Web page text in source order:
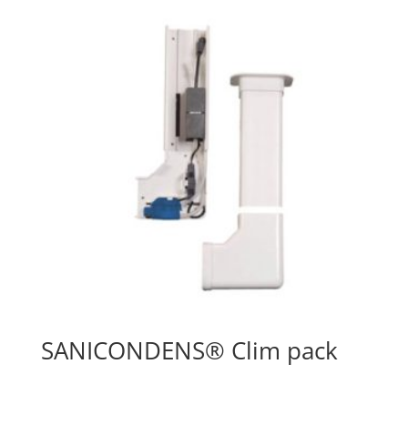
SANICONDENS® Clim pack